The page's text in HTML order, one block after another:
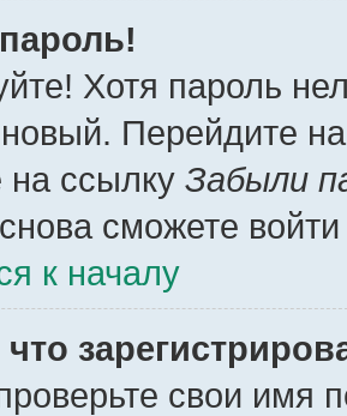
Хотя пароль
новый. Перейдите
на ссылку Забыли
сможете
к началу
свои имя